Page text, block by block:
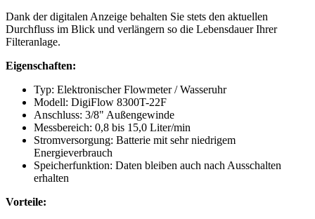
Dank der digitalen Anzeige behalten Sie stets den aktuellen
Durchfluss im Blick und verlängern so die Lebensdauer Ihrer
Filteranlage.
Eigenschaften:
Typ: Elektronischer Flowmeter / Wasseruhr
Modell: DigiFlow 8300T-22F
Anschluss: 3/8" Außengewinde
Messbereich: 0,8 bis 15,0 Liter/min
Stromversorgung: Batterie mit sehr niedrigem
Energieverbrauch
Speicherfunktion: Daten bleiben auch nach Ausschalten
erhalten
Vorteile: